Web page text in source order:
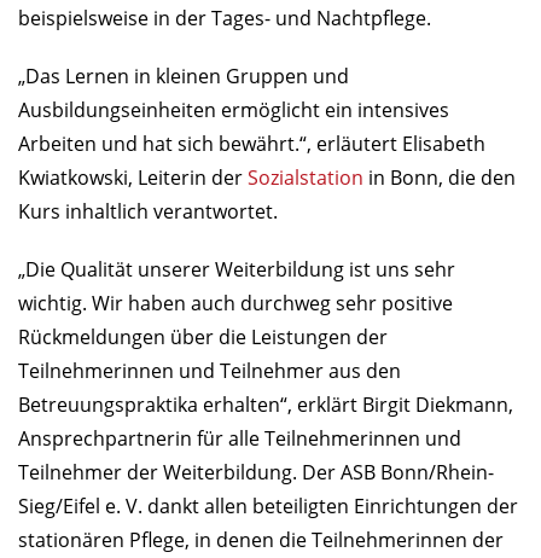
beispielsweise in der Tages- und Nachtpflege.
„Das Lernen in kleinen Gruppen und
Ausbildungseinheiten ermöglicht ein intensives
Arbeiten und hat sich bewährt.“, erläutert Elisabeth
Kwiatkowski, Leiterin derSozialstation in Bonn, die den
Kurs inhaltlich verantwortet.
„Die Qualität unserer Weiterbildung ist uns sehr
wichtig. Wir haben auch durchweg sehr positive
Rückmeldungen über die Leistungen der
Teilnehmerinnen und Teilnehmer aus den
Betreuungspraktika erhalten“, erklärt Birgit Diekmann,
Ansprechpartnerin für alle Teilnehmerinnen und
Teilnehmer der Weiterbildung. Der ASB Bonn/Rhein-
Sieg/Eifel e. V. dankt allen beteiligten Einrichtungen der
stationären Pflege, in denen die Teilnehmerinnen der